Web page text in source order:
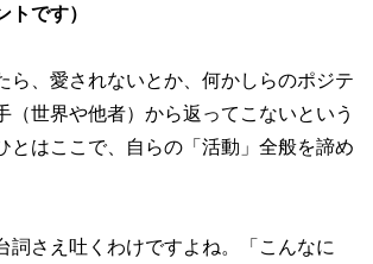
です）
ら、愛されないとか、何かしらのポジテ
（世界や他者）から返ってこないという
とはここで、自らの「活動」全般を諦め
詞さえ吐くわけですよね。「こんなに